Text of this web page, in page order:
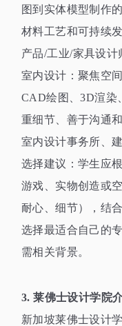
图到实体模型制作
材料工艺和可持续
产品/工业/家具设计
室内设计：聚焦空
CAD绘图、3D渲染
重细节、善于沟通
室内设计事务所、
选择建议：学生应
游戏、实物创造或
耐心、细节），结
选择最适合自己的
需相关背景。
3.莱佛士设计学院
新加坡莱佛士设计